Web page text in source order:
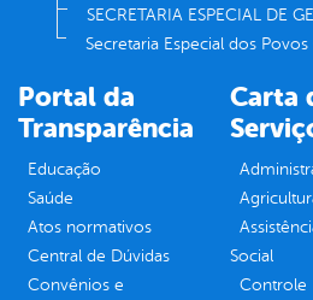
SECRETARIA ESPECIAL DE
Secretaria Especial dos
Portal da
Transparência
Educação
Saúde
Atos normativos
Central de Dúvidas
Convênios e
Carta
Social
Controle